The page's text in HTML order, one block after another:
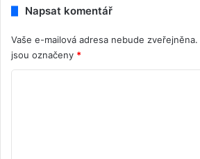
Napsat komentář
Vaše e-mailová adresa nebude zveřejněna.
jsou označeny *